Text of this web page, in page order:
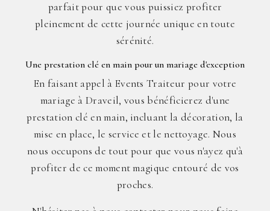
parfait pour que vous puissiez profiter
pleinement de cette journée unique en toute
sérénité.
Une prestation clé en main pour un mariage d'exception
En faisant appel à Events Traiteur pour votre
mariage à Draveil, vous bénéficierez d'une
prestation clé en main, incluant la décoration, la
mise en place, le service et le nettoyage. Nous
nous occupons de tout pour que vous n'ayez qu'à
profiter de ce moment magique entouré de vos
proches.